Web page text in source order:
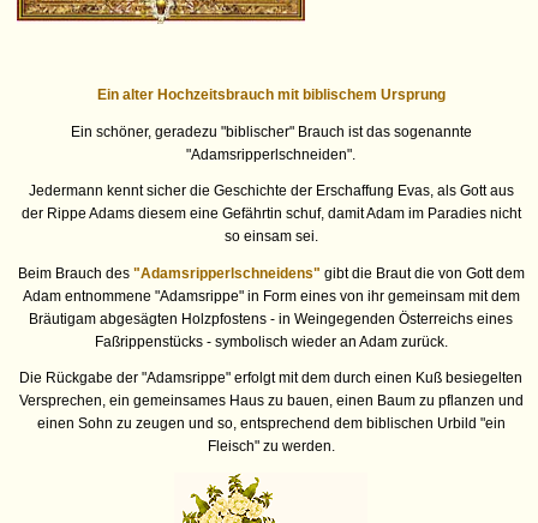
Ein alter Hochzeitsbrauch mit biblischem Ursprung
Ein schöner, geradezu "biblischer" Brauch ist das sogenannte
"Adamsripperlschneiden".
Jedermann kennt sicher die Geschichte der Erschaffung Evas, als Gott aus
der Rippe Adams diesem eine Gefährtin schuf, damit Adam im Paradies nicht
so einsam sei.
Beim Brauch des "Adamsripperlschneidens" gibt die Braut die von Gott dem
Adam entnommene "Adamsrippe" in Form eines von ihr gemeinsam mit dem
Bräutigam abgesägten Holzpfostens - in Weingegenden Österreichs eines
Faßrippenstücks - symbolisch wieder an Adam zurück.
Die Rückgabe der "Adamsrippe" erfolgt mit dem durch einen Kuß besiegelten
Versprechen, ein gemeinsames Haus zu bauen, einen Baum zu pflanzen und
einen Sohn zu zeugen und so, entsprechend dem biblischen Urbild "ein
Fleisch" zu werden.